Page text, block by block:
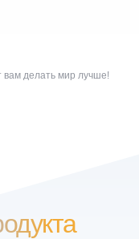
вам делать мир лучше!